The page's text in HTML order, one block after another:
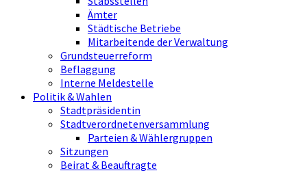
Ämter
Städtische Betriebe
Mitarbeitende der Verwaltung
Grundsteuerreform
Beflaggung
Interne Meldestelle
Politik & Wahlen
Stadtpräsidentin
Stadtverordnetenversammlung
Parteien & Wählergruppen
Sitzungen
Beirat & Beauftragte